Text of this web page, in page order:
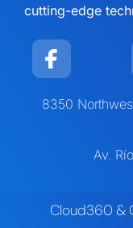
cutting-edge
8350
Av.
Cloud360 &